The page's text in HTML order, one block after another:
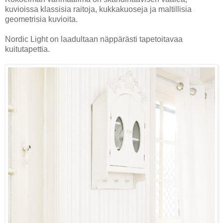
kuvioissa klassisia raitoja, kukkakuoseja ja maltillisia
geometrisia kuvioita.
Nordic Light on laadultaan näppärästi tapetoitavaa
kuitutapettia.